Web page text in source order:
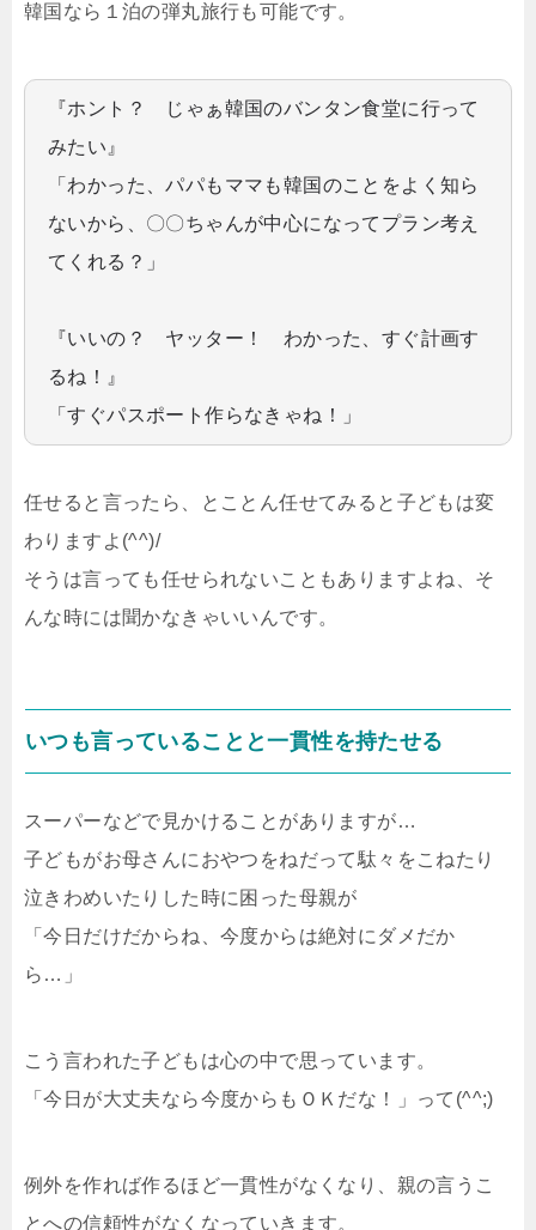
韓国なら１泊の弾丸旅行も可能です。
『ホント？ じゃぁ韓国のバンタン食堂に行って
みたい』
「わかった、パパもママも韓国のことをよく知ら
ないから、〇〇ちゃんが中心になってプラン考え
てくれる？」
『いいの？ ヤッター！ わかった、すぐ計画す
るね！』
「すぐパスポート作らなきゃね！」
任せると言ったら、とことん任せてみると子どもは変
わりますよ(^^)/
そうは言っても任せられないこともありますよね、そ
んな時には聞かなきゃいいんです。
いつも言っていることと一貫性を持たせる
スーパーなどで見かけることがありますが…
子どもがお母さんにおやつをねだって駄々をこねたり
泣きわめいたりした時に困った母親が
「今日だけだからね、今度からは絶対にダメだか
ら…」
こう言われた子どもは心の中で思っています。
「今日が大丈夫なら今度からもＯＫだな！」って(^^;)
例外を作れば作るほど一貫性がなくなり、親の言うこ
とへの信頼性がなくなっていきます。